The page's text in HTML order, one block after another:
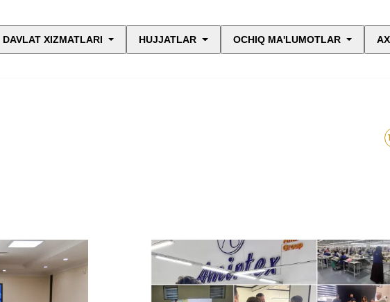
DAVLAT XIZMATLARI HUJJATLAR OCHIQ MA'LUMOTLAR